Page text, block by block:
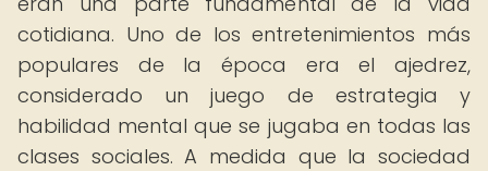
cotidiana. Uno de los entretenimientos más
populares de la época era el ajedrez,
considerado un juego de estrategia y
habilidad mental que se jugaba en todas las
clases sociales. A medida que la sociedad